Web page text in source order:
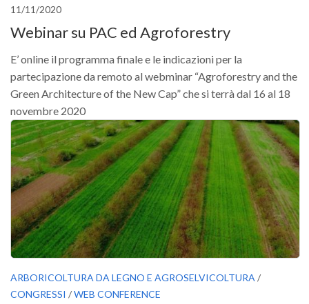
11/11/2020
Webinar su PAC ed Agroforestry
E’ online il programma finale e le indicazioni per la
partecipazione da remoto al webminar “Agroforestry and the
Green Architecture of the New Cap” che si terrà dal 16 al 18
novembre 2020
ARBORICOLTURA DA LEGNO E AGROSELVICOLTURA /
CONGRESSI /WEB CONFERENCE